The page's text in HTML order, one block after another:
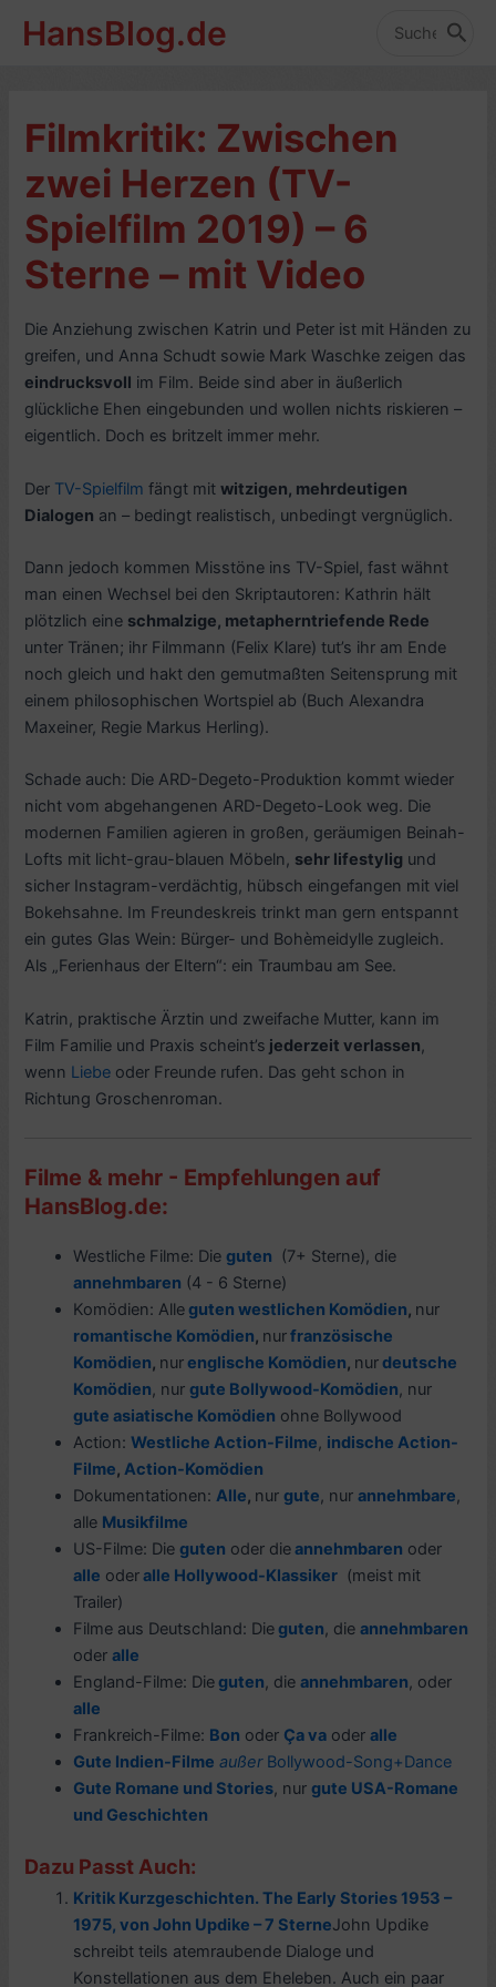
InhaltHansBlog.de
Search
Filmkritik: Zwischen
zwei Herzen (TV-
Spielfilm 2019) – 6
Sterne – mit Video
Die Anziehung zwischen Katrin und Peter ist mit Händen zu
greifen, und Anna Schudt sowie Mark Waschke zeigen das
eindrucksvoll im Film. Beide sind aber in äußerlich
glückliche Ehen eingebunden und wollen nichts riskieren –
eigentlich. Doch es britzelt immer mehr.
Der TV-Spielfilm fängt mitwitzigen, mehrdeutigen
Dialogen an – bedingt realistisch, unbedingt vergnüglich.
Dann jedoch kommen Misstöne ins TV-Spiel, fast wähnt
man einen Wechsel bei den Skriptautoren: Kathrin hält
plötzlich eine schmalzige, metapherntriefende Rede
unter Tränen; ihr Filmmann (Felix Klare) tut’s ihr am Ende
noch gleich und hakt den gemutmaßten Seitensprung mit
einem philosophischen Wortspiel ab (Buch Alexandra
Maxeiner, Regie Markus Herling).
Schade auch: Die ARD-Degeto-Produktion kommt wieder
nicht vom abgehangenen ARD-Degeto-Look weg. Die
modernen Familien agieren in großen, geräumigen Beinah-
Lofts mit licht-grau-blauen Möbeln, sehr lifestylig und
sicher Instagram-verdächtig, hübsch eingefangen mit viel
Bokehsahne. Im Freundeskreis trinkt man gern entspannt
ein gutes Glas Wein: Bürger- und Bohèmeidylle zugleich.
Als „Ferienhaus der Eltern“: ein Traumbau am See.
Katrin, praktische Ärztin und zweifache Mutter, kann im
Film Familie und Praxis scheint’s jederzeit verlassen,
wenn Liebe oder Freunde rufen. Das geht schon in
Richtung Groschenroman.
Filme & mehr - Empfehlungen auf
HansBlog.de:
Westliche Filme: Dieguten (7+ Sterne), die
annehmbaren (4 - 6 Sterne)
Komödien: Alleguten westlichen Komödien, nur
romantische Komödien, nurfranzösische
Komödien, nurenglische Komödien, nurdeutsche
Komödien, nurgute Bollywood-Komödien, nur
gute asiatische Komödien ohne Bollywood
Action:Westliche Action-Filme, indische Action-
Filme,Action-Komödien
Dokumentationen:Alle, nurgute, nurannehmbare,
alle Musikfilme
US-Filme: Dieguten oder dieannehmbaren oder
alle oderalle Hollywood-Klassiker (meist mit
Trailer)
Filme aus Deutschland: Dieguten, dieannehmbaren
oderalle
England-Filme: Dieguten, dieannehmbaren, oder
alle
Frankreich-Filme: Bon oder Ça va oderalle
Gute Indien-Filme außer Bollywood-Song+Dance
Gute Romane und Stories, nurgute USA-Romane
und Geschichten
Dazu Passt Auch:
Kritik Kurzgeschichten. The Early Stories 1953 –
1975, von John Updike – 7 SterneJohn Updike
schreibt teils atemraubende Dialoge und
Konstellationen aus dem Eheleben. Auch ein paar